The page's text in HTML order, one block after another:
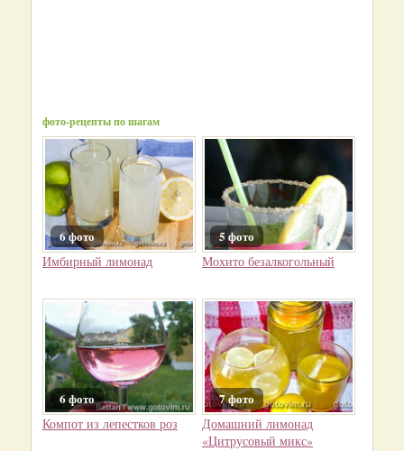
фото-рецепты по шагам
6 фото
Имбирный лимонад
5 фото
Мохито безалкогольный
6 фото
Компот из лепестков роз
7 фото
Домашний лимонад
«Цитрусовый микс»